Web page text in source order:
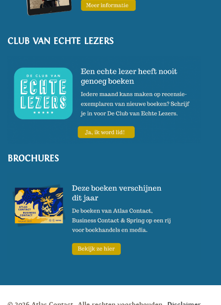
CLUB VAN ECHTE LEZERS
BROCHURES